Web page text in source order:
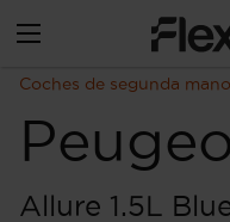
Coches de segunda mano
Allure 1.5L